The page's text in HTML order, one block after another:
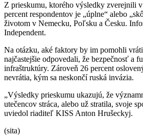
Z prieskumu, ktorého výsledky zverejnili
percent respondentov je „úplne“ alebo
životom v Nemecku, Poľsku a Česku.
Independent.
Na otázku, aké faktory by im pomohli
najčastejšie odpovedali, že bezpečnosť a
infraštruktúry. Zároveň 26 percent
nevrátia, kým sa neskončí ruská invázia.
„Výsledky prieskumu ukazujú, že
utečencov stráca, alebo už stratila, svoje
uviedol riaditeľ KISS Anton Hrušeckyj.
(sita)